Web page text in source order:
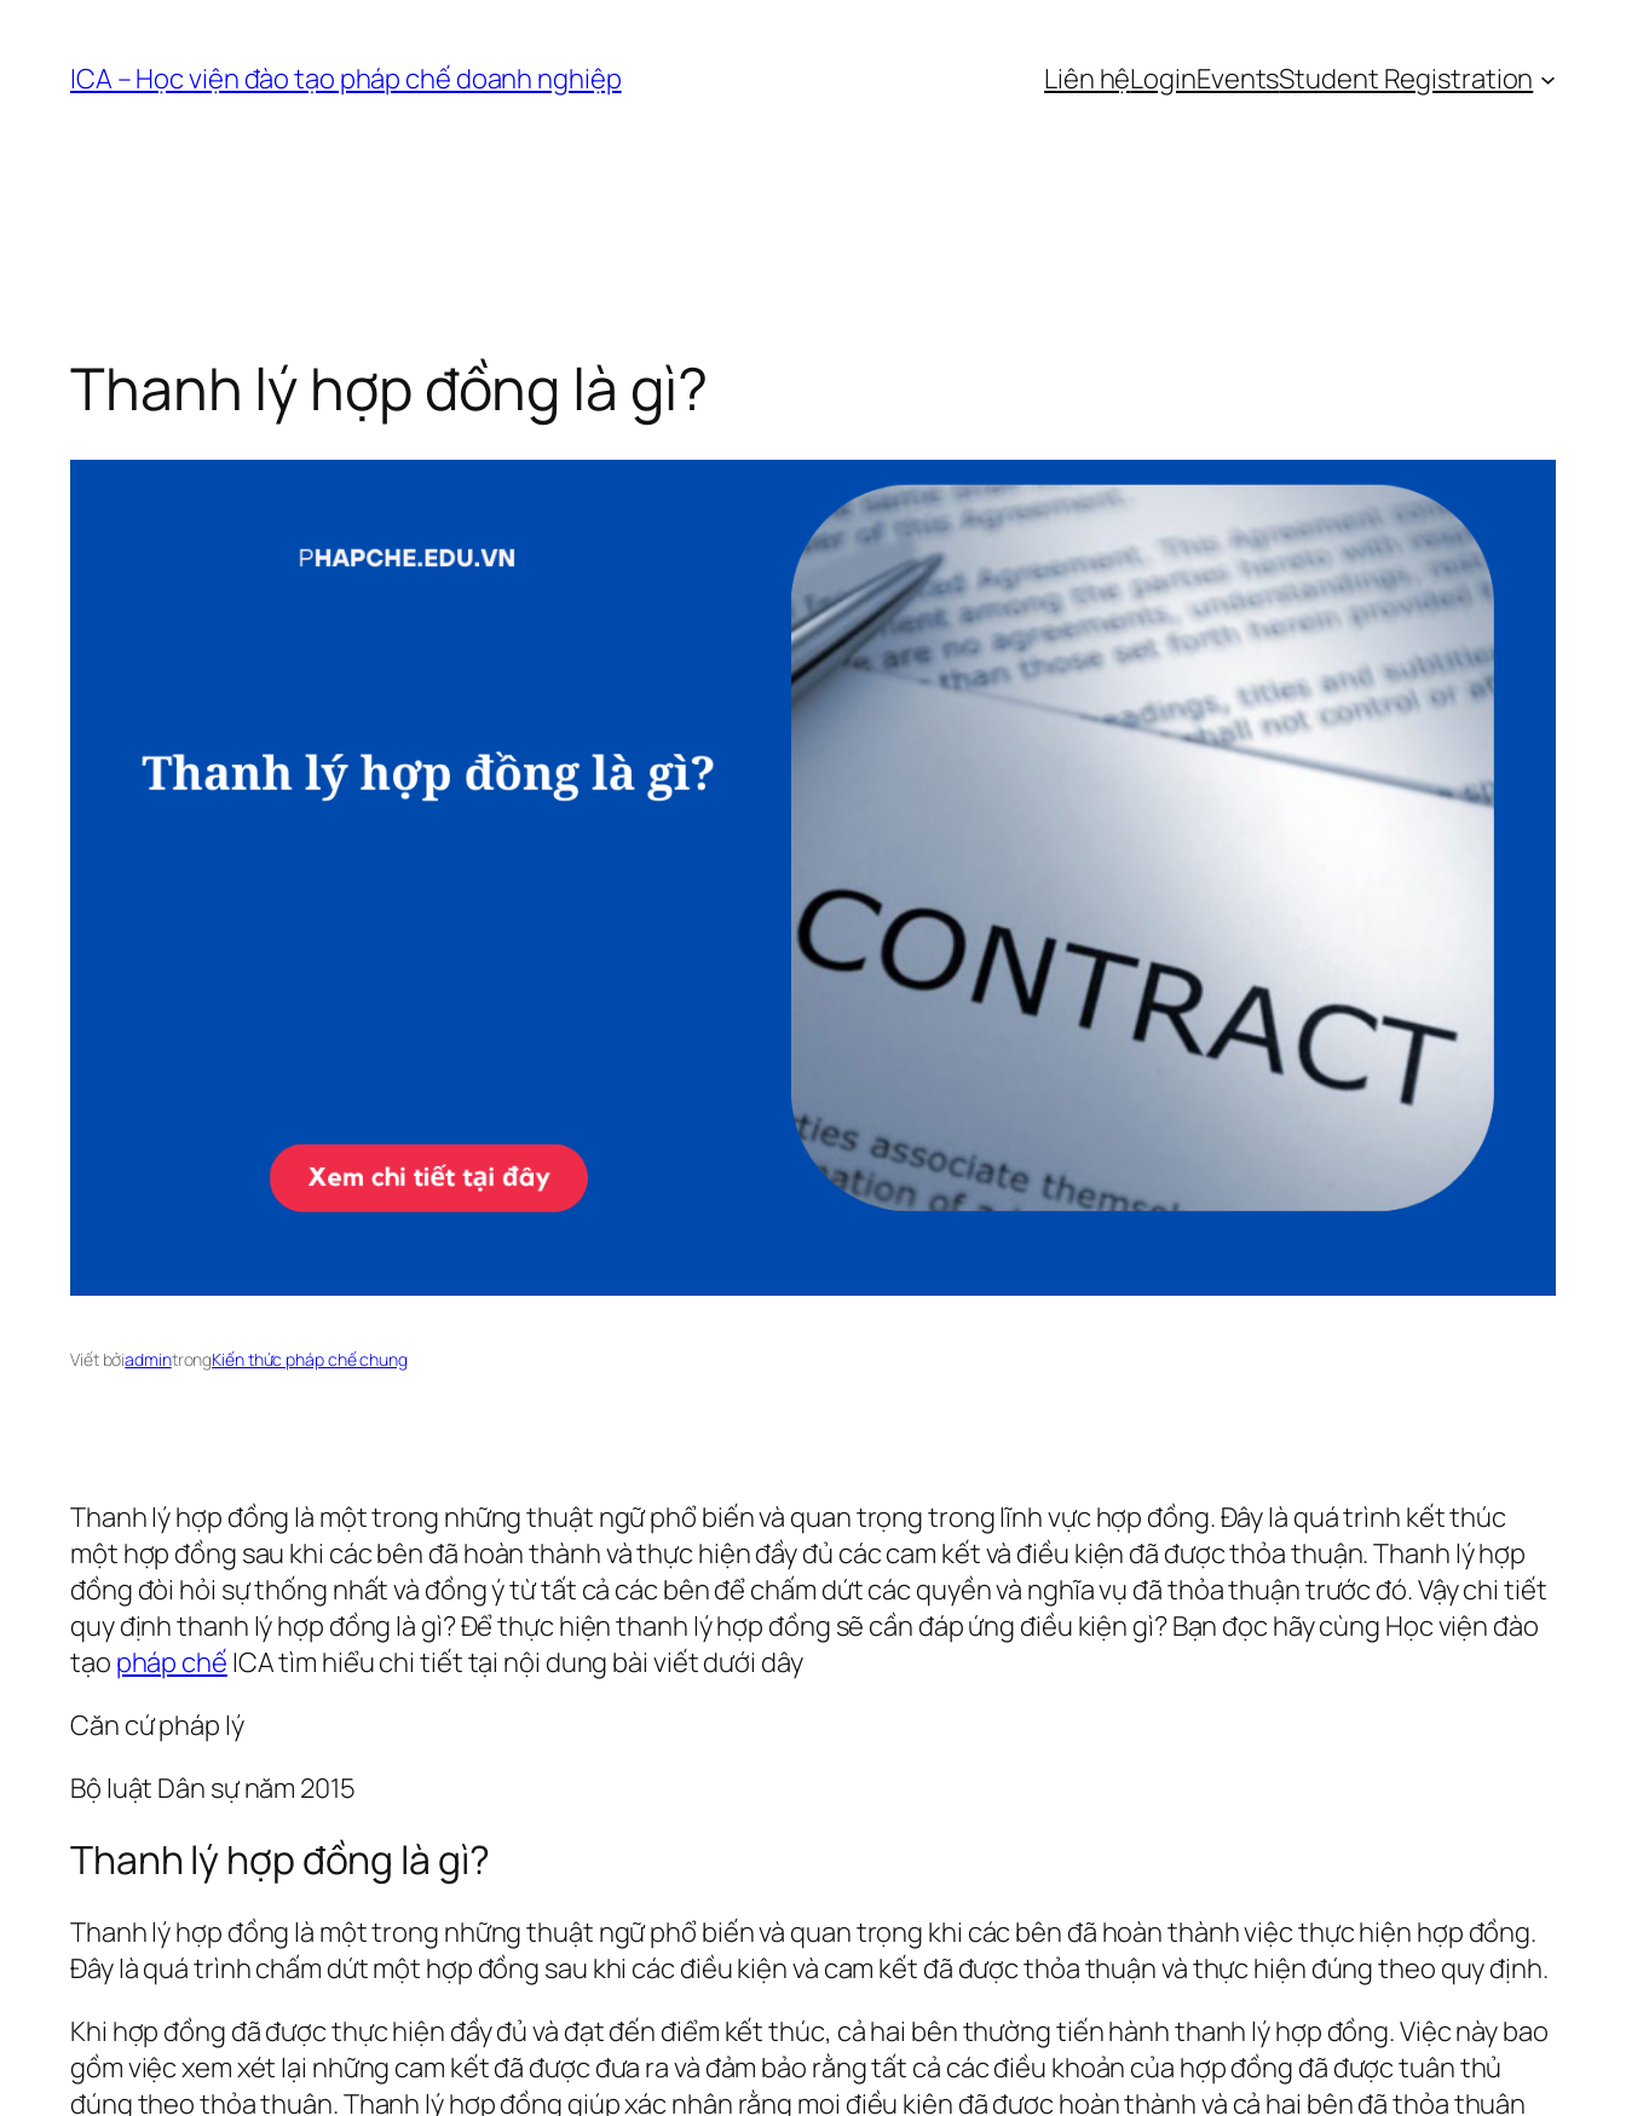
ICA – Học viện đào tạo pháp chế doanh nghiệp Liên hệLoginEventsStudent Registration
Thanh lý hợp đồng là gì?
Viết bởiadmintrongKiến thức pháp chế chung
Thanh lý hợp đồng là một trong những thuật ngữ phổ biến và quan trọng trong lĩnh vực hợp đồng. Đây là quá trình kết thúc
một hợp đồng sau khi các bên đã hoàn thành và thực hiện đầy đủ các cam kết và điều kiện đã được thỏa thuận. Thanh lý hợp
đồng đòi hỏi sự thống nhất và đồng ý từ tất cả các bên để chấm dứt các quyền và nghĩa vụ đã thỏa thuận trước đó. Vậy chi tiết
quy định thanh lý hợp đồng là gì? Để thực hiện thanh lý hợp đồng sẽ cần đáp ứng điều kiện gì? Bạn đọc hãy cùng Học viện đào
tạo pháp chế ICA tìm hiểu chi tiết tại nội dung bài viết dưới dây
Căn cứ pháp lý
Bộ luật Dân sự năm 2015
Thanh lý hợp đồng là gì?
Thanh lý hợp đồng là một trong những thuật ngữ phổ biến và quan trọng khi các bên đã hoàn thành việc thực hiện hợp đồng.
Đây là quá trình chấm dứt một hợp đồng sau khi các điều kiện và cam kết đã được thỏa thuận và thực hiện đúng theo quy định.
Khi hợp đồng đã được thực hiện đầy đủ và đạt đến điểm kết thúc, cả hai bên thường tiến hành thanh lý hợp đồng. Việc này bao
gồm việc xem xét lại những cam kết đã được đưa ra và đảm bảo rằng tất cả các điều khoản của hợp đồng đã được tuân thủ
đúng theo thỏa thuận. Thanh lý hợp đồng giúp xác nhận rằng mọi điều kiện đã được hoàn thành và cả hai bên đã thỏa thuận